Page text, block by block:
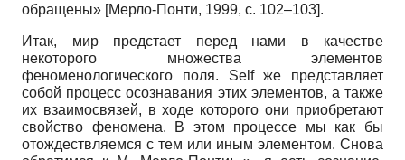
обращены» [Мерло-Понти, 1999, с. 102–103].
Итак, мир предстает перед нами в качестве
некоторого множества элементов
феноменологического поля. Self же представляет
собой процесс осознавания этих элементов, а также
их взаимосвязей, в ходе которого они приобретают
свойство феномена. В этом процессе мы как бы
отождествляемся с тем или иным элементом. Снова